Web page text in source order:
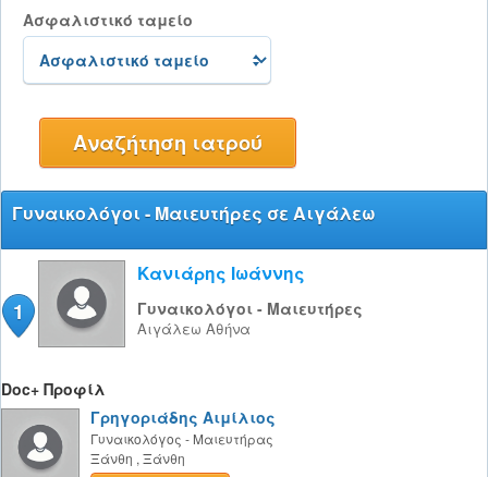
Ασφαλιστικό ταμείο
Γυναικολόγοι - Μαιευτήρες σε Αιγάλεω
1
Κανιάρης Ιωάννης
Γυναικολόγοι - Μαιευτήρες
Αιγάλεω Αθήνα
Doc+ Προφίλ
Γρηγοριάδης Αιμίλιος
Γυναικολόγος - Μαιευτήρας
Ξάνθη , Ξάνθη